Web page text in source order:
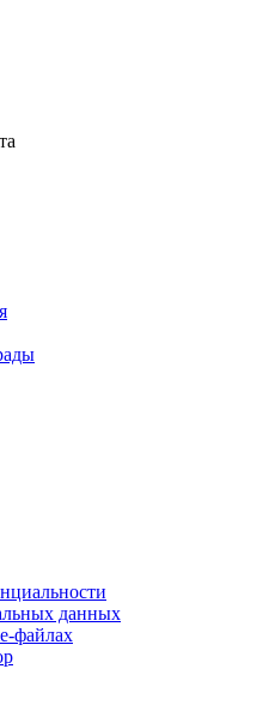
данных
файлах